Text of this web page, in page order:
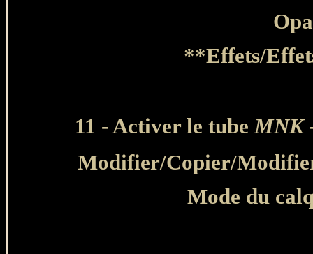
**Effets/
11 - Activer le tubeMNK
Modifier/Copier/
Mode du